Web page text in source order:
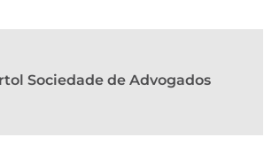
Sociedade de Advogados